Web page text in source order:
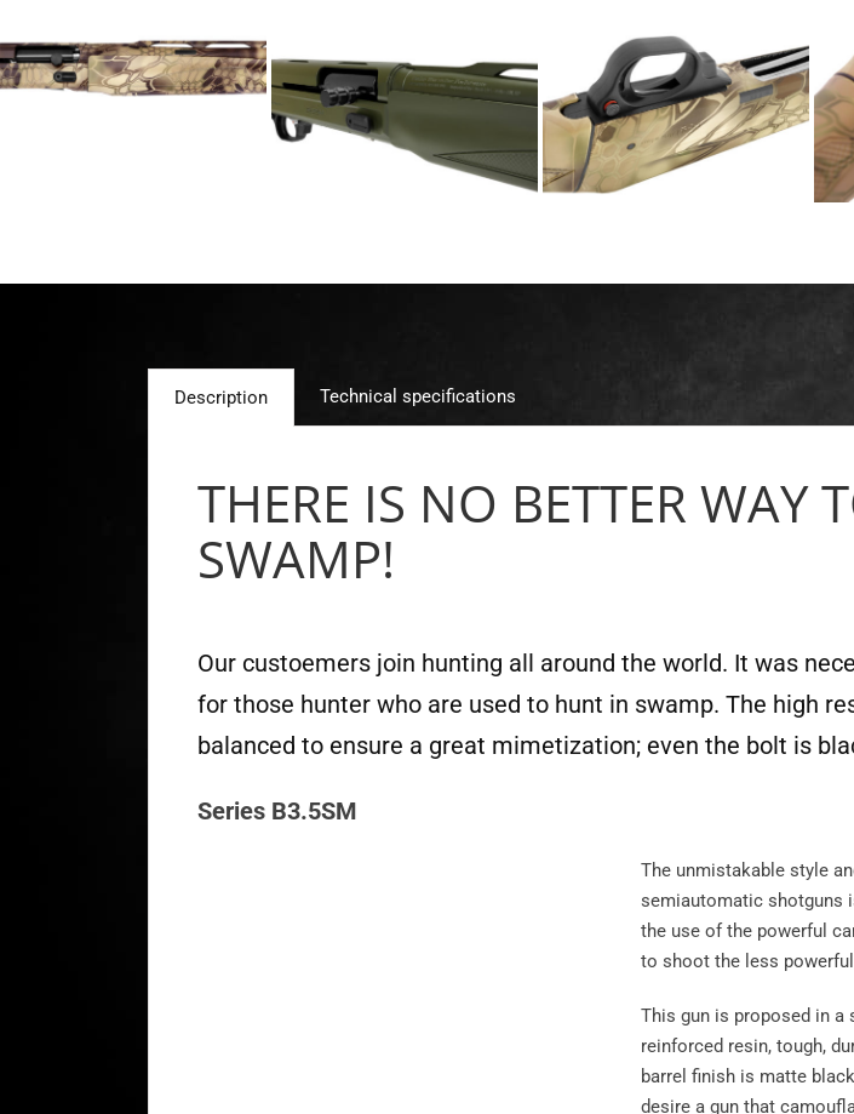
Description Technical specifications
THERE IS NO BETTER WAY
SWAMP!
Our custoemers join hunting all around the world. It was
for those hunter who are used to hunt in swamp. The high
balanced to ensure a great mimetization; even the bolt is
Series B3.5SM
The unmistakable style
semiautomatic shotguns
the use of the powerful
to shoot the less
This gun is proposed in
reinforced resin, tough,
barrel finish is matte
desire a gun that